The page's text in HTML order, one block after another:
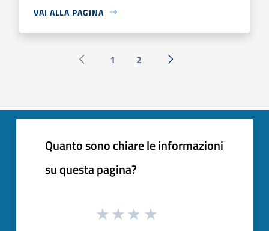
VAI ALLA PAGINA
Pagina precedente
1 2 Successiva »
Quanto sono chiare le informazioni
su questa pagina?